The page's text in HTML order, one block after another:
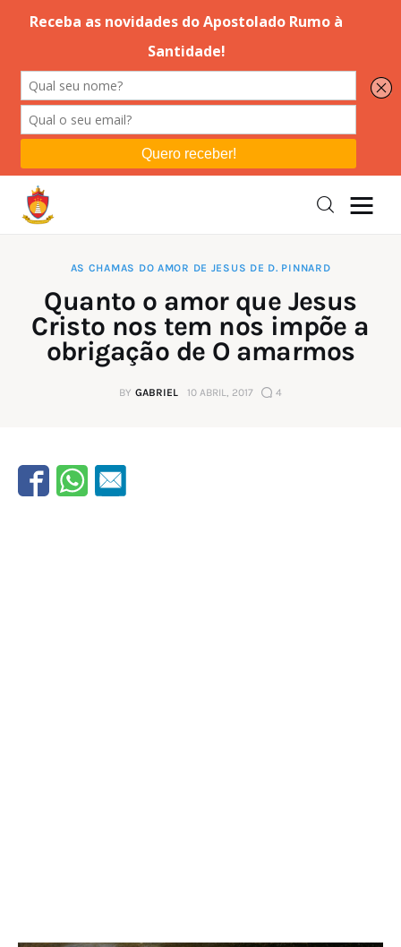
Editorial
Orações
Instruções
Espiritualidade
Catolicismo
AS CHAMAS DO AMOR DE JESUS DE D. PINNARD
Quanto o amor que Jesus
Cristo nos tem nos impõe a
obrigação de O amarmos
BY GABRIEL 10 ABRIL, 2017 4